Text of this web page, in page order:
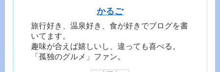
かるご
旅行好き、温泉好き、食が好きでブログを書
いてます。
趣味が合えば嬉しいし、違っても喜べる。
「孤独のグルメ」ファン。